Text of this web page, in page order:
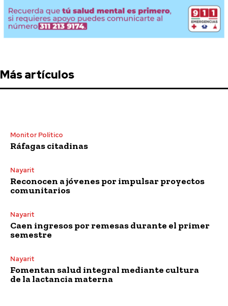
Más artículos
Monitor Político
Ráfagas citadinas
Nayarit
Reconocen a jóvenes por impulsar proyectos
comunitarios
Nayarit
Caen ingresos por remesas durante el primer
semestre
Nayarit
Fomentan salud integral mediante cultura
de la lactancia materna